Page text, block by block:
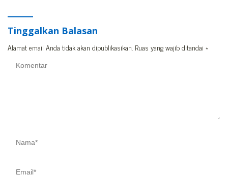
Tinggalkan Balasan
Alamat email Anda tidak akan dipublikasikan. Ruas yang wajib ditandai *